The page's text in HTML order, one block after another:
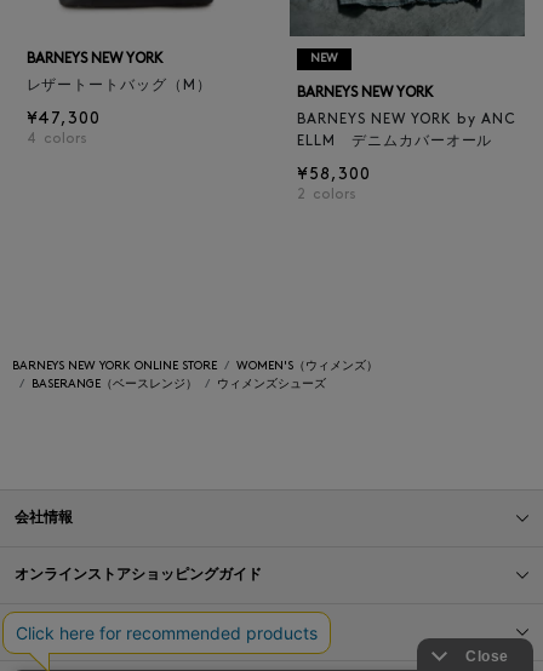
BARNEYS NEW YORK
レザートートバッグ（M）
¥47,300
4 colors
NEW
BARNEYS NEW YORK
BARNEYS NEW YORK by ANC
ELLM デニムカバーオール
¥58,300
2 colors
BARNEYS NEW YORK ONLINE STORE
WOMEN'S（ウィメンズ）
BASERANGE（ベースレンジ）
ウィメンズシューズ
会社情報
オンラインストアショッピングガイド
店舗情報